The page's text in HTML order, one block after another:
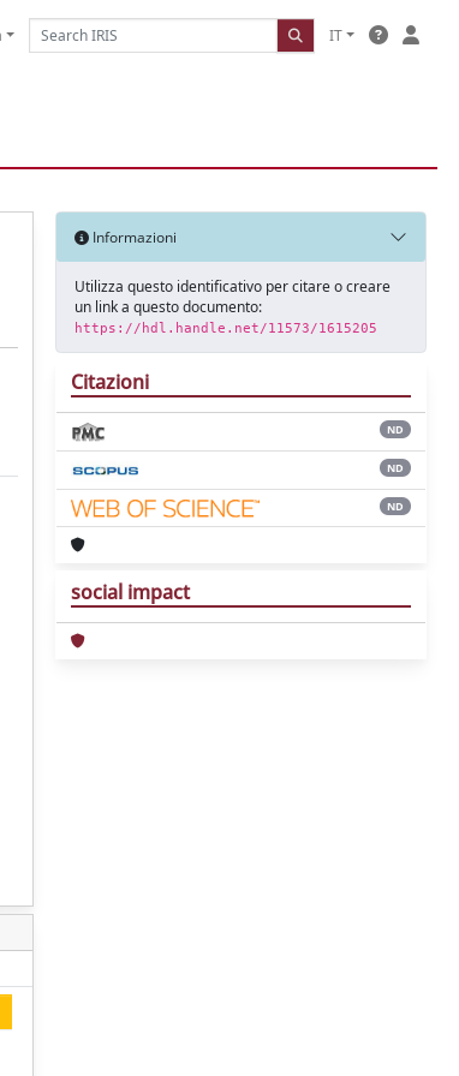
IT
Informazioni
Utilizza questo identificativo per citare o creare
un link a questo documento:
https://hdl.handle.net/11573/1615205
Citazioni
ND
ND
ND
social impact